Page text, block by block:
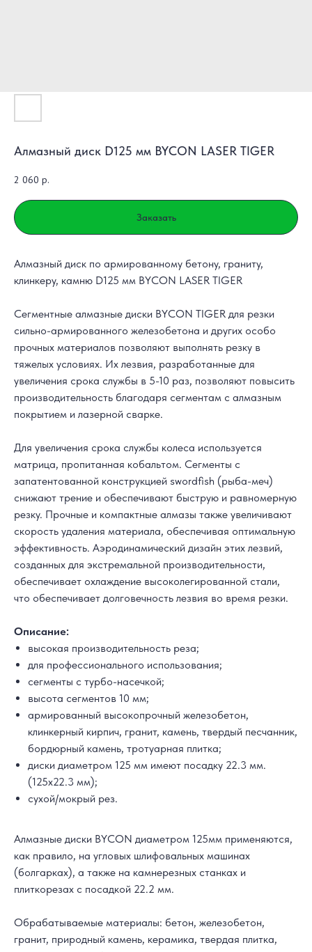
Алмазный диск D125 мм BYCON LASER TIGER
2 060 р.
Заказать
Алмазный диск по армированному бетону, граниту,
клинкеру, камню D125 мм BYCON LASER TIGER
Сегментные алмазные диски BYCON TIGER для резки
сильно-армированного железобетона и других особо
прочных материалов позволяют выполнять резку в
тяжелых условиях. Их лезвия, разработанные для
увеличения срока службы в 5-10 раз, позволяют повысить
производительность благодаря сегментам с алмазным
покрытием и лазерной сварке.
Для увеличения срока службы колеса используется
матрица, пропитанная кобальтом. Сегменты с
запатентованной конструкцией swordfish (рыба-меч)
снижают трение и обеспечивают быструю и равномерную
резку. Прочные и компактные алмазы также увеличивают
скорость удаления материала, обеспечивая оптимальную
эффективность. Аэродинамический дизайн этих лезвий,
созданных для экстремальной производительности,
обеспечивает охлаждение высоколегированной стали,
что обеспечивает долговечность лезвия во время резки.
Описание:
высокая производительность реза;
для профессионального использования;
сегменты с турбо-насечкой;
высота сегментов 10 мм;
армированный высокопрочный железобетон,
клинкерный кирпич, гранит, камень, твердый песчанник,
бордюрный камень, тротуарная плитка;
диски диаметром 125 мм имеют посадку 22.3 мм.
(125х22.3 мм);
сухой/мокрый рез.
Алмазные диски BYCON диаметром 125мм применяются,
как правило, на угловых шлифовальных машинах
(болгарках), а также на камнерезных станках и
плиткорезах с посадкой 22.2 мм.
Обрабатываемые материалы: бетон, железобетон,
гранит, природный камень, керамика, твердая плитка,